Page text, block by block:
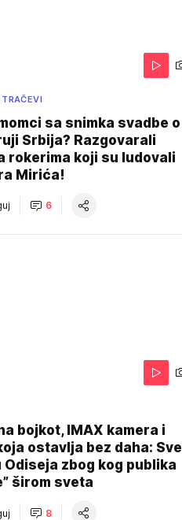
sa snimka svadbe o
Srbija? Razgovarali
rokerima koji su ludovali
Mirića!
6
bojkot, IMAX kamera i
ostavlja bez daha: Sve
Odiseja zbog kog publika
širom sveta
8